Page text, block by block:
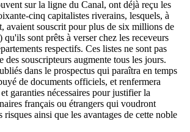
sur la ligne du Canal, ont déjà reçu les
cinq capitalistes riverains, lesquels, à
avaient souscrit pour plus de six millions de
sont prêts à verser chez les receveurs
respectifs. Ces listes ne sont pas
des souscripteurs augmente tous les jours.
dans le prospectus qui paraîtra en temps
de documents officiels, et renfermera
garanties nécessaires pour justifier la
français ou étrangers qui voudront
risques ainsi que les avantages de cette noble